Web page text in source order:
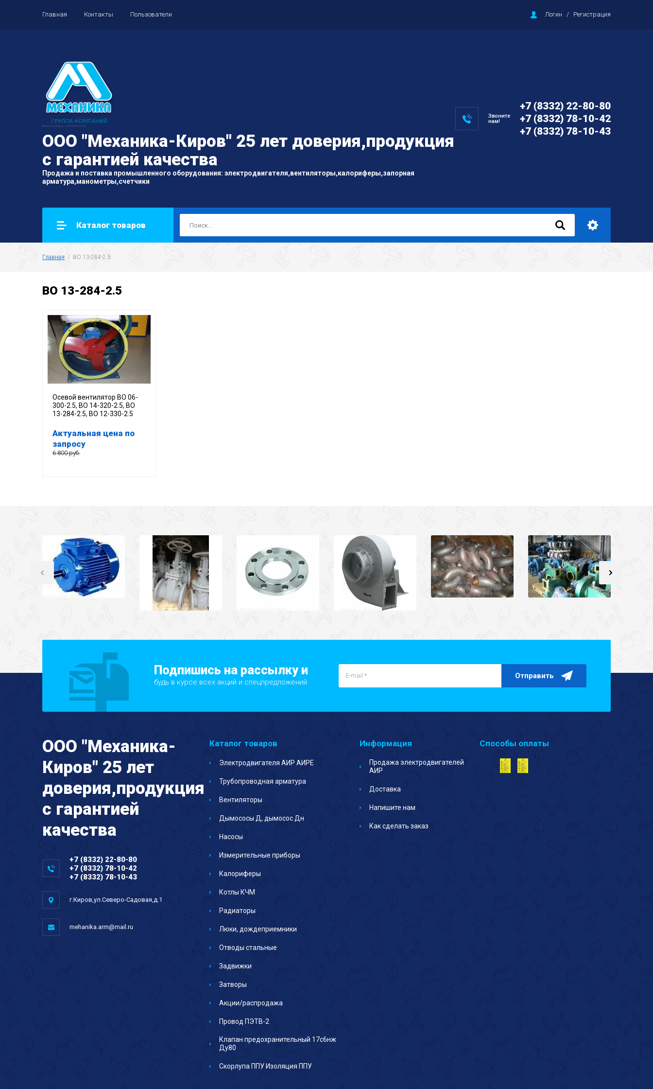
Главная Контакты Пользователи Логин / Регистрация
ООО "Механика-Киров" 25 лет доверия,продукция
с гарантией качества
Продажа и поставка промышленного оборудования: электродвигателя,вентиляторы,калориферы,запорная
арматура,манометры,счетчики
Звоните
нам!
+7 (8332) 22-80-80
+7 (8332) 78-10-42
+7 (8332) 78-10-43
Каталог товаров
Главная
  /  ВО 13-284-2.5
ВО 13-284-2.5
Осевой вентилятор ВО 06-
300-2.5, ВО 14-320-2.5, ВО
13-284-2.5, ВО 12-330-2.5
Актуальная цена по
запросу
6 800 руб.
Подпишись на рассылку и
будь в курсе всех акций и спецпредложений
Отправить
ООО "Механика-
Киров" 25 лет
доверия,продукция
с гарантией
качества
+7 (8332) 22-80-80
+7 (8332) 78-10-42
+7 (8332) 78-10-43
г.Киров,ул.Северо-Садовая,д.1
mehanika.arm@mail.ru
Каталог товаров
Электродвигателя АИР АИРЕ
Трубопроводная арматура
Вентиляторы
Дымососы Д, дымосос Дн
Насосы
Измерительные приборы
Калориферы
Котлы КЧМ
Радиаторы
Люки, дождеприемники
Отводы стальные
Задвижки
Затворы
Акции/распродажа
Провод ПЭТВ-2
Клапан предохранительный 17с6нж
Ду80
Скорлупа ППУ Изоляция ППУ
Информация
Продажа электродвигателей
АИР
Доставка
Напишите нам
Как сделать заказ
Способы оплаты